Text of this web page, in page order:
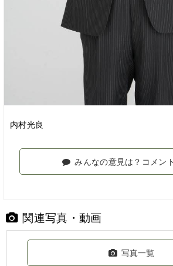
内村光良
みんなの意見は？コメン
関連写真・動画
写真一覧